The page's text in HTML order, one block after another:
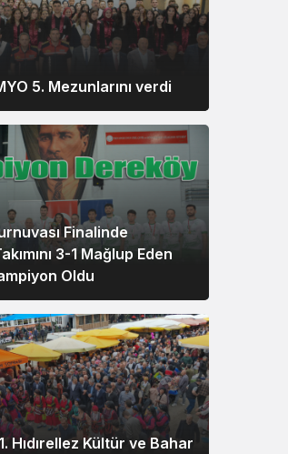
5. Mezunlarını verdi
Finalinde
3-1 Mağlup Eden
Oldu
Hıdırellez Kültür ve Bahar